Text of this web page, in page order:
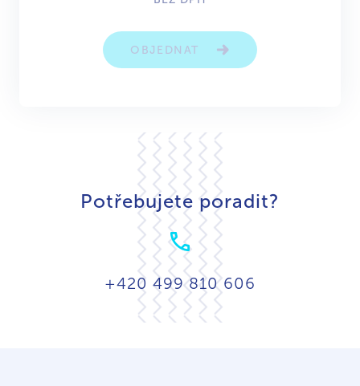
OBJEDNAT
Potřebujete poradit?
+420 499 810 606